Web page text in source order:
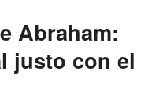
Abraham:
justo con el